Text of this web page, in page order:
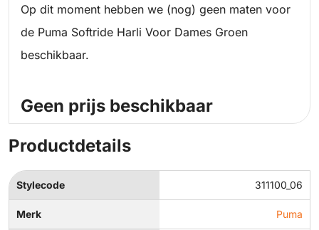
Op dit moment hebben we (nog) geen maten voor
de Puma Softride Harli Voor Dames Groen
beschikbaar.
Geen prijs beschikbaar
Productdetails
Stylecode 311100_06
Merk Puma